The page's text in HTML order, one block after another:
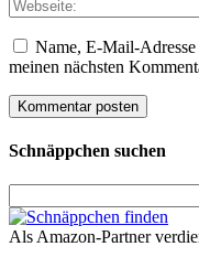
Name, E-Mail-
meinen nächsten
Schnäppchen suchen
Als Amazon-Partner